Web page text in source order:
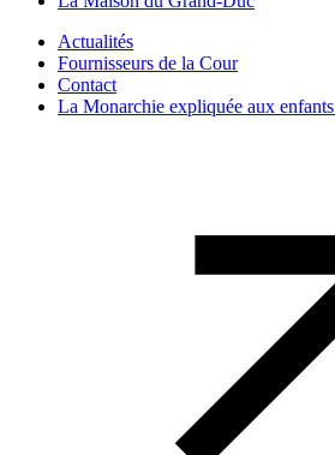
Actualités
Fournisseurs de la Cour
Contact
La Monarchie expliquée aux enfants